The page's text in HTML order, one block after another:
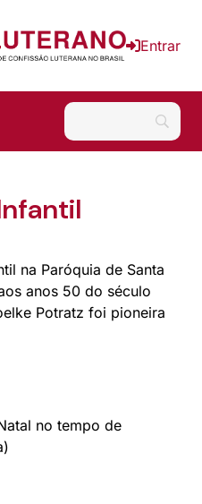
Entrar
na Paróquia de Santa
anos 50 do século
Potratz foi pioneira
no tempo de